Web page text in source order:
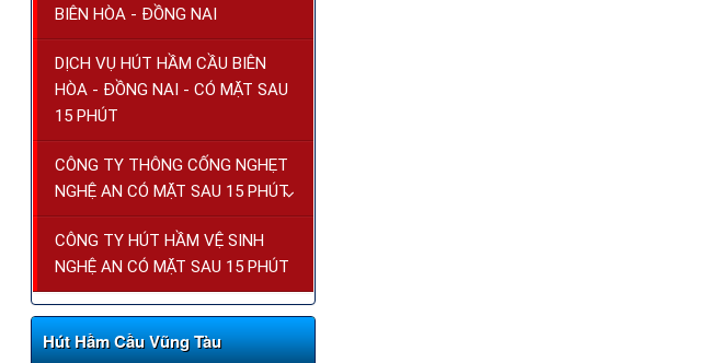
BIÊN HÒA - ĐỒNG NAI
DỊCH VỤ HÚT HẦM CẦU BIÊN
HÒA - ĐỒNG NAI - CÓ MẶT SAU
15 PHÚT
CÔNG TY THÔNG CỐNG NGHẸT
NGHỆ AN CÓ MẶT SAU 15 PHÚT
CÔNG TY HÚT HẦM VỆ SINH
NGHỆ AN CÓ MẶT SAU 15 PHÚT
Hút Hầm Cầu Vũng Tàu